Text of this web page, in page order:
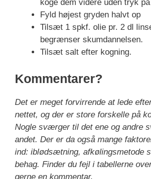
koge dem videre uden tryk
Fyld højest gryden halvt op
Tilsæt 1 spkf. olie pr. 2 dl
begrænser skumdannelsen.
Tilsæt salt efter kogning.
Kommentarer?
Det er meget forvirrende at lede
nettet, og der er store forskelle på
Nogle sværger til det ene og andre
andet. Der er da også mange
ind: iblødsætning, afkølingsmetode
behag. Finder du fejl i tabellerne
gerne en kommentar.